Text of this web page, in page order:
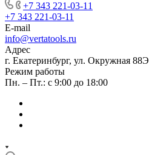
+7 343 221-03-11
+7 343 221-03-11
E-mail
info@vertatools.ru
Адрес
г. Екатеринбург, ул. Окружная 88Э
Режим работы
Пн. – Пт.: с 9:00 до 18:00